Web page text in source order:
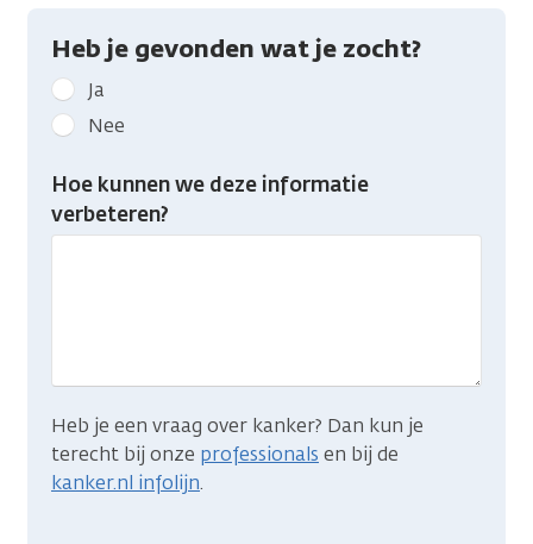
Heb je gevonden wat je zocht?
Geef
kanker.nl
feedback:
Heb
gevonden
Ja
Nee
Hoe kunnen we deze informatie
verbeteren?
Heb je een vraag over kanker? Dan kun je
terecht bij onze professionals en bij de
kanker.nl infolijn.